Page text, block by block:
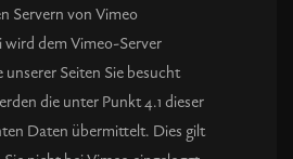
Servern von Vimeo
wird dem Vimeo-Server
Seiten Sie besucht
die unter Punkt 4.1 dieser
Daten übermittelt. Dies gilt